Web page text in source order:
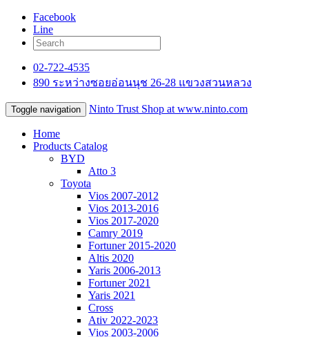
Facebook
Line
02-722-4535
890 ระหว่างซอยอ่อนนุช 26-28 แขวงสวนหลวง
Toggle navigation Ninto Trust Shop at www.ninto.com
Home
Products Catalog
BYD
Atto 3
Toyota
Vios 2007-2012
Vios 2013-2016
Vios 2017-2020
Camry 2019
Fortuner 2015-2020
Altis 2020
Yaris 2006-2013
Fortuner 2021
Yaris 2021
Cross
Ativ 2022-2023
Vios 2003-2006